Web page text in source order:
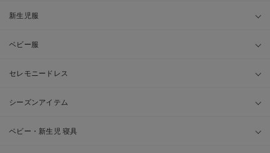
新生児服
ベビー服
セレモニードレス
シーズンアイテム
ベビー・新生児 寝具